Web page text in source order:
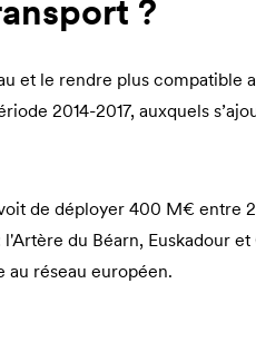
?
et le rendre plus compatible
2014-2017, auxquels
de déployer 400 M€ entre
du Béarn, Euskadour
au réseau européen.